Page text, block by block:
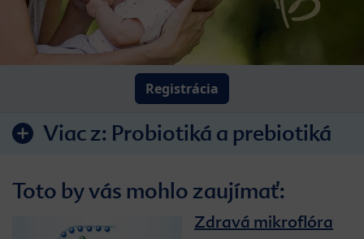
Registrácia
Viac z: Probiotiká a prebiotiká
Toto by vás mohlo zaujímať:
Zdravá mikroflóra